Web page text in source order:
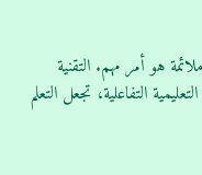
هو أمر مهم. التقنية
التفاعلية، تجعل التعلم